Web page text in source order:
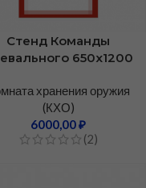
Стенд Команды
650х1200
хранения оружия
(КХО)
6000,00₽
(2)